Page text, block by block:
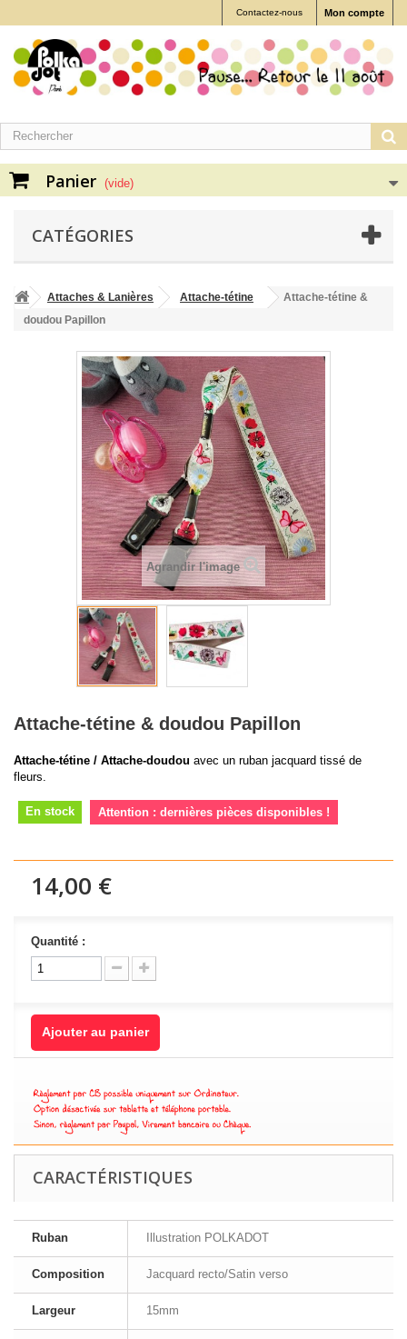
Mon compte
Contactez-nous
Panier (vide)
CATÉGORIES
Attaches & Lanières Attache-tétine
Attache-tétine &
doudou Papillon
Agrandir l'image
Attache-tétine & doudou Papillon
Attache-tétine / Attache-doudou avec un ruban jacquard tissé de
fleurs.
En stock Attention : dernières pièces disponibles !
14,00 €
Quantité :
Ajouter au panier
CARACTÉRISTIQUES
Ruban Illustration POLKADOT
Composition Jacquard recto/Satin verso
Largeur 15mm